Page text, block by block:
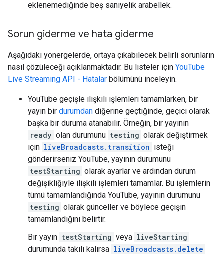
eklenemediğinde beş saniyelik arabellek.
Sorun giderme ve hata giderme
Aşağıdaki yönergelerde, ortaya çıkabilecek belirli sorunların
nasıl çözüleceği açıklanmaktadır. Bu listeler için YouTube
Live Streaming API - Hatalar bölümünü inceleyin.
YouTube geçişle ilişkili işlemleri tamamlarken, bir
yayın bir durumdan diğerine geçtiğinde, geçici olarak
başka bir duruma atanabilir. Örneğin, bir yayının
ready olan durumunu testing olarak değiştirmek
için liveBroadcasts.transition isteği
gönderirseniz YouTube, yayının durumunu
testStarting olarak ayarlar ve ardından durum
değişikliğiyle ilişkili işlemleri tamamlar. Bu işlemlerin
tümü tamamlandığında YouTube, yayının durumunu
testing olarak günceller ve böylece geçişin
tamamlandığını belirtir.
Bir yayın testStarting veya liveStarting
durumunda takılı kalırsa liveBroadcasts.delete